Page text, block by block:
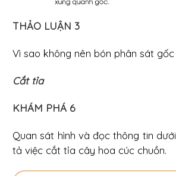
THẢO LUẬN 3
Vì sao không nên bón phân sát gốc
Cắt tỉa
KHÁM PHÁ 6
Quan sát hình và đọc thông tin
tả việc cắt tỉa cây hoa cúc chuồn.